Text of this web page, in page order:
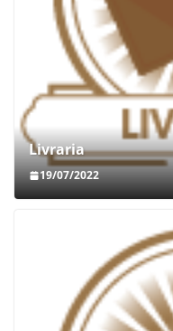
Livraria
19/07/2022